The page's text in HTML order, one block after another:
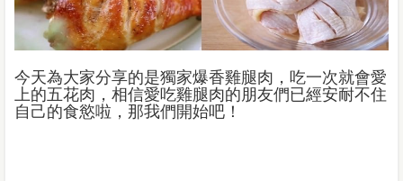
今天為大家分享的是獨家爆香雞腿肉，吃一次就會愛
上的五花肉，相信愛吃雞腿肉的朋友們已經安耐不住
自己的食慾啦，那我們開始吧！